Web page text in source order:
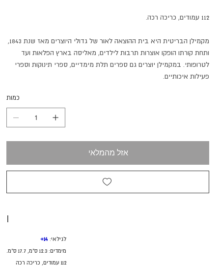
112 עמודים, כריכה רכה.
מקמילן הבריטית היא בית ההוצאה לאור של גדולי היוצרים מאז שנת 1843,
ותחת קורתו הופקו אוצרות תרבות לילדים, מאליסה בארץ הפלאות ועד
לטרופותי. במקמילן יוצרים גם ספרים תלת מימדיים, ספרי תינוקות וספרי
פעילות איכותיים.
כמות
אזל מהמלאי
I
לגילאי: 14+
מימדים: 12.3 ס"מ, 17.7 ס"מ.
112 עמודים, כריכה רכה